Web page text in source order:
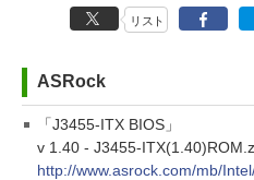
リスト
ASRock
「J3455-ITX BIOS」
v 1.40 - J3455-
http://www.asrock.com/mb/